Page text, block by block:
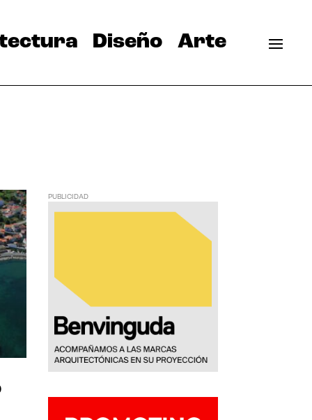
Diseño Arte
PUBLICIDAD